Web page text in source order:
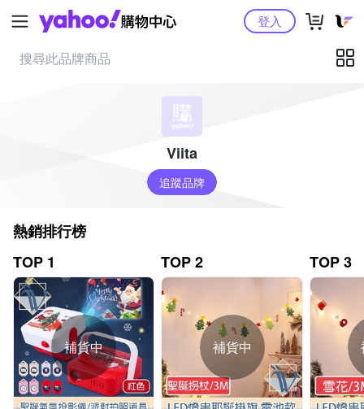
Yahoo購物中心登入
Viita
追蹤品牌
熱銷排行榜
TOP 1
補貨中
TOP 2
補貨中
TOP 3